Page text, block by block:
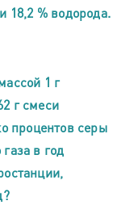
18,2 % водорода.
1 г
г смеси
процентов серы
в год